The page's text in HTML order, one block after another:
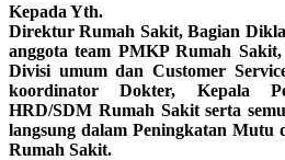
Kepada Yth.
Direktur Rumah Sakit, Bagian
anggota team PMKP Rumah
Divisi umum dan Customer
koordinator Dokter, Kepala
HRD/SDM Rumah Sakit serta
langsung dalam Peningkatan Mutu
Rumah Sakit.